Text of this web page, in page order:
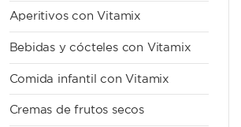
Aperitivos con Vitamix
Bebidas y cócteles con Vitamix
Comida infantil con Vitamix
Cremas de frutos secos